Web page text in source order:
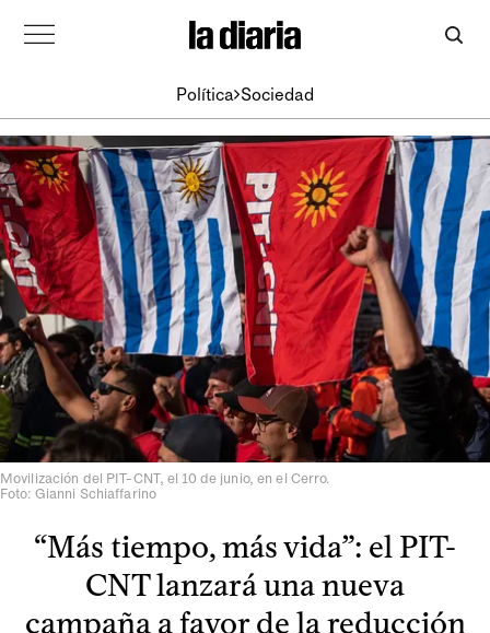
Política Sociedad
Movilización del PIT-CNT, el 10 de junio, en el Cerro.
Foto: Gianni Schiaffarino
“Más tiempo, más vida”: el PIT-
CNT lanzará una nueva
campaña a favor de la reducción